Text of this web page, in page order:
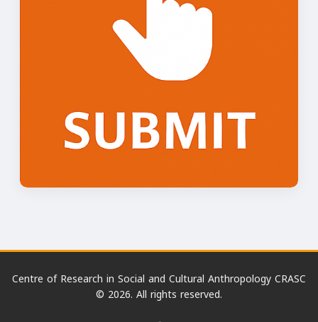
Centre of Research in Social and Cultural Anthropology CRASC
© 2026. All rights reserved.